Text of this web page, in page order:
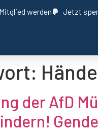
Mitglied werden Jetzt
der AfD